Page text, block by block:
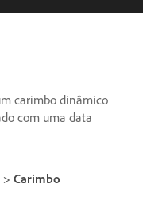
carimbo dinâmico
com uma data
> Carimbo